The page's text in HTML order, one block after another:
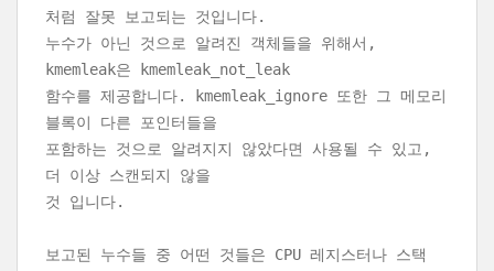
처럼 잘못 보고되는 것입니다.
누수가 아닌 것으로 알려진 객체들을 위해서,
kmemleak은 kmemleak_not_leak
함수를 제공합니다. kmemleak_ignore 또한 그 메모리
블록이 다른 포인터들을
포함하는 것으로 알려지지 않았다면 사용될 수 있고,
더 이상 스캔되지 않을
것 입니다.
보고된 누수들 중 어떤 것들은 CPU 레지스터나 스택